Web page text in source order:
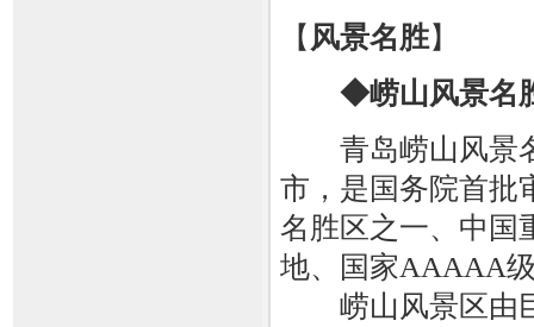
【 风景名胜】
◆崂山风景名
青岛崂山风景
市，是国务院首批
名胜区之一、中国
地、国家AAAAA
崂山风景区由巨